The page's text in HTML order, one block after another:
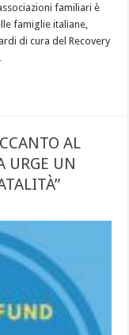
familiari è
famiglie italiane,
di cura del Recovery
AL
URGE UN